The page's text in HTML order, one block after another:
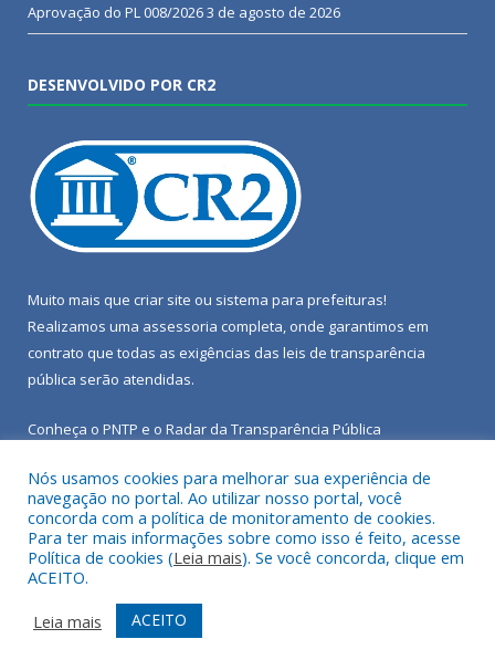
Aprovação do PL 008/20263 de agosto de 2026
DESENVOLVIDO POR CR2
Muito mais que criar site ou sistema para prefeituras!
Realizamos uma assessoria completa, onde garantimos em
contrato que todas as exigências das leis de transparência
pública serão atendidas.
Conheça o PNTP e o Radar da Transparência Pública
Todos os direitos reservados a Câmara Municipal de Porto de
Moz.
Mapa do Site
Acessar Área Administrativa
Acessar Webmail
Nós usamos cookies para melhorar sua experiência de
navegação no portal. Ao utilizar nosso portal, você
concorda com a política de monitoramento de cookies.
Para ter mais informações sobre como isso é feito, acesse
Política de cookies (Leia mais). Se você concorda, clique em
ACEITO.
Leia mais
ACEITO